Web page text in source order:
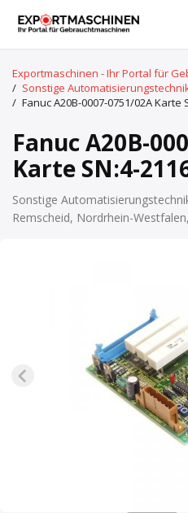
Exportmaschinen - Ihr Portal für
/ Sonstige
/ Fanuc A20B-0007-0751/02A Karte
Fanuc A20B-
Karte SN:4-
Sonstige
Remscheid, Nordrhein-